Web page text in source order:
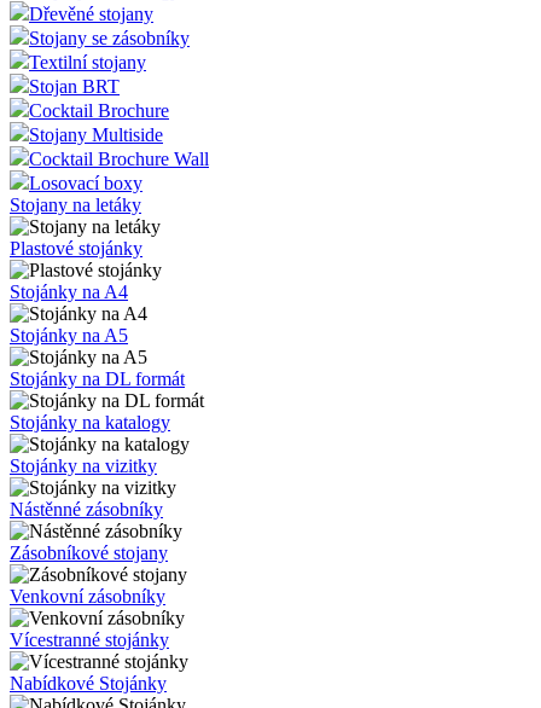
Dřevěné stojany
Stojany se zásobníky
Textilní stojany
Stojan BRT
Cocktail Brochure
Stojany Multiside
Cocktail Brochure Wall
Losovací boxy
Stojany na letáky
Plastové stojánky
Stojánky na A4
Stojánky na A5
Stojánky na DL formát
Stojánky na katalogy
Stojánky na vizitky
Nástěnné zásobníky
Zásobníkové stojany
Venkovní zásobníky
Vícestranné stojánky
Nabídkové Stojánky